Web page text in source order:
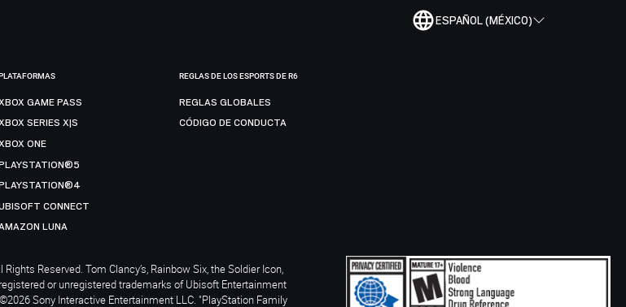
ESPAÑOL (MÉXICO)
XBOX GAME PASS
SERIES X|S
ONE
CONNECT
LUNA
REGLAS DE LOS ESPORTS DE R6
REGLAS GLOBALES
CÓDIGO DE CONDUCTA
Reserved. Tom Clancy’s, Rainbow Six, the Soldier Icon,
or unregistered trademarks of Ubisoft Entertainment
Sony Interactive Entertainment LLC. "PlayStation Family